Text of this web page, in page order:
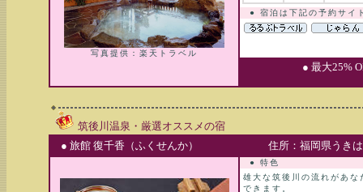
写真提供：楽天トラベル
● 宿泊は下記の予約サイ
● 最大25%
筑後川温泉・厳選オススメの宿
● 旅館 復千香（ふくせんか）
住所：福岡県うき
● 特色
雄大な筑後川の流れがあ
できます。